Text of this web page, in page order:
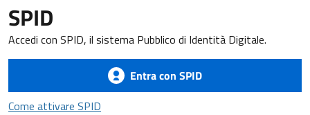
SPID
Accedi con SPID, il sistema Pubblico di Identità Digitale.
Entra con SPID
Come attivare SPID